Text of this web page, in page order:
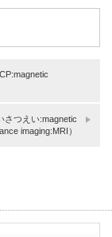
さつえい:magnetic
imaging:MRI）